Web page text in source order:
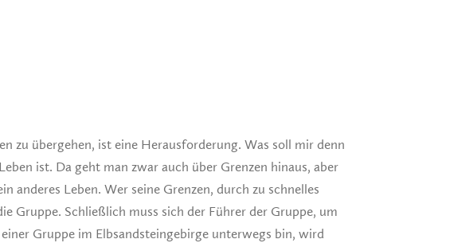
zu übergehen, ist eine Herausforderung. Was soll mir denn
ist. Da geht man zwar auch über Grenzen hinaus, aber
anderes Leben. Wer seine Grenzen, durch zu schnelles
Gruppe. Schließlich muss sich der Führer der Gruppe, um
Gruppe im Elbsandsteingebirge unterwegs bin, wird